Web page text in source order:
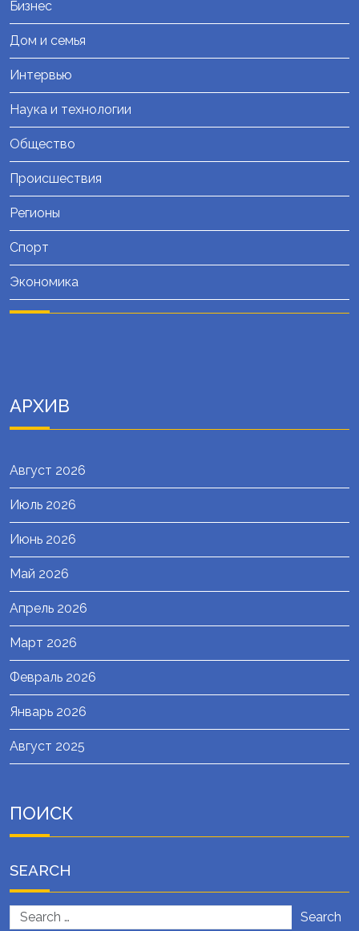
Бизнес
Дом и семья
Интервью
Наука и технологии
Общество
Происшествия
Регионы
Спорт
Экономика
АРХИВ
Август 2026
Июль 2026
Июнь 2026
Май 2026
Апрель 2026
Март 2026
Февраль 2026
Январь 2026
Август 2025
ПОИСК
SEARCH
Search